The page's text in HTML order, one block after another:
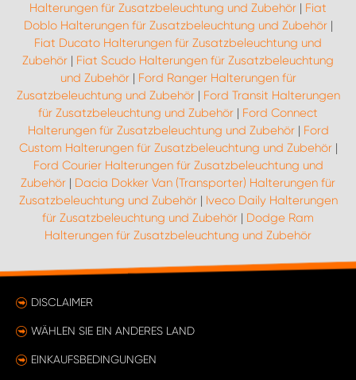
Halterungen für Zusatzbeleuchtung und Zubehör | Fiat
Doblo Halterungen für Zusatzbeleuchtung und Zubehör|
Fiat Ducato Halterungen für Zusatzbeleuchtung und
Zubehör | Fiat Scudo Halterungen für Zusatzbeleuchtung
und Zubehör| Ford Ranger Halterungen für
Zusatzbeleuchtung und Zubehör| Ford Transit Halterungen
für Zusatzbeleuchtung und Zubehör | Ford Connect
Halterungen für Zusatzbeleuchtung und Zubehör| Ford
Custom Halterungen für Zusatzbeleuchtung und Zubehör|
Ford Courier Halterungen für Zusatzbeleuchtung und
Zubehör | Dacia Dokker Van (Transporter) Halterungen für
Zusatzbeleuchtung und Zubehör| Iveco Daily Halterungen
für Zusatzbeleuchtung und Zubehör | Dodge Ram
Halterungen für Zusatzbeleuchtung und Zubehör
DISCLAIMER
WÄHLEN SIE EIN ANDERES LAND
EINKAUFSBEDINGUNGEN